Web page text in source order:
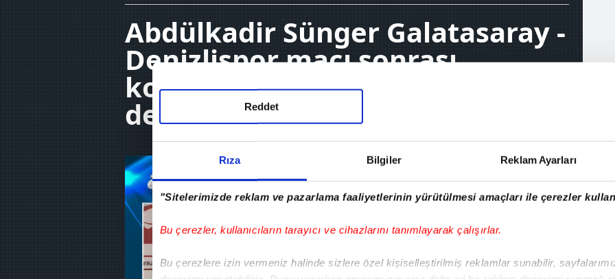
Rıza Bilgiler Reklam Ayarları
"Sitelerimizde reklam ve pazarlama faaliyetlerinin yürütülmesi amaçları ile çerezler
Bu çerezler, kullanıcıların tarayıcı ve cihazlarını tanımlayarak çalışırlar.
Bu çerezlere izin vermeniz halinde sizlere özel kişiselleştirilmiş reklamlar sunabilir,
Reddet
Abdülkadir Sünger Galatasaray -
Denizlispor maçı sonrası
konuştu! "Penaltılarda aldık
dedim"
29 Aralık 2021, Çarşamba 00:47